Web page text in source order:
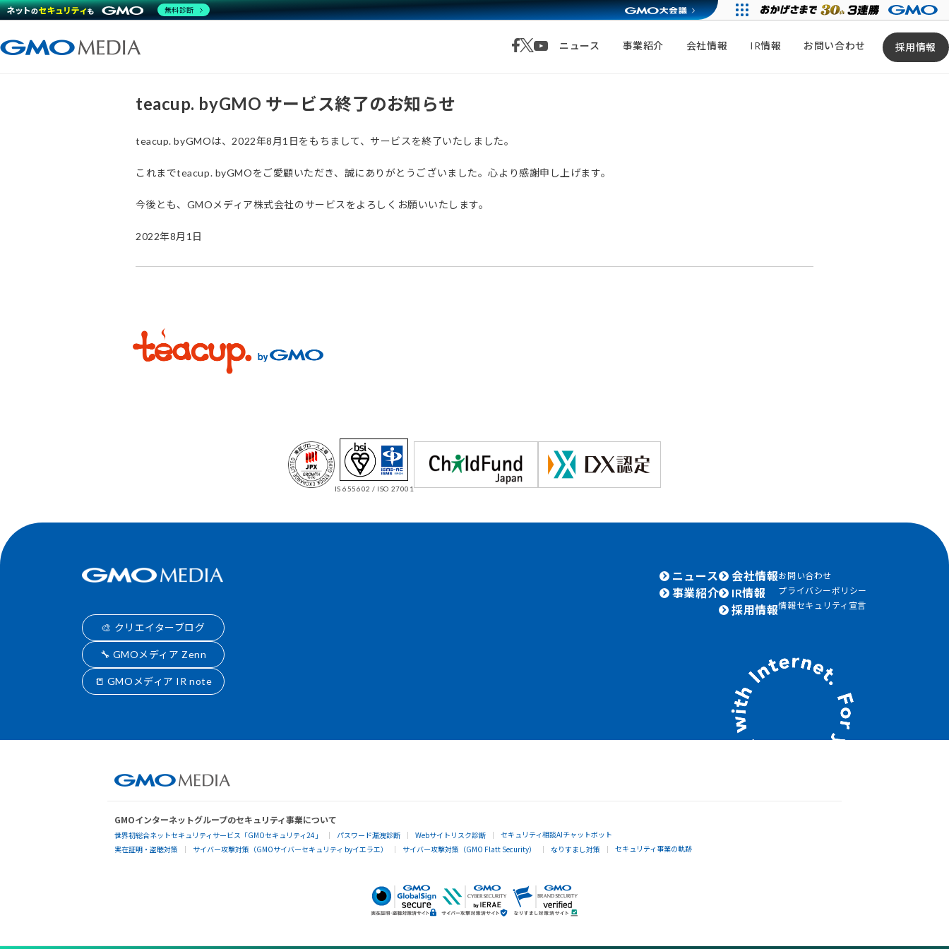
ニュース 事業紹介 会社情報 IR情報 お問い合わせ 採用情報
teacup. byGMO サービス終了のお知らせ
teacup. byGMOは、2022年8月1日をもちまして、サービスを終了いたしました。
これまでteacup. byGMOをご愛顧いただき、誠にありがとうございました。心より感謝申し上げます。
今後とも、GMOメディア株式会社のサービスをよろしくお願いいたします。
2022年8月1日
IS 655602 / ISO 27001
🎨 クリエイターブログ
🔧 GMOメディア Zenn
📒 GMOメディア IR note
ニュース
事業紹介
会社情報
IR情報
採用情報
お問い合わせ
プライバシーポリシー
情報セキュリティ宣言
GMOインターネットグループのセキュリティ事業について
世界初総合ネットセキュリティサービス「GMOセキュリティ24」 パスワード漏洩診断 Webサイトリスク診断
セキュリティ相談AIチャットボット
実在証明・盗聴対策
サイバー攻撃対策（GMOサイバーセキュリティ byイエラエ） サイバー攻撃対策（GMO Flatt Security） なりすまし対策 セキュリティ事業の軌跡
無料診断